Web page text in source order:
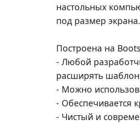
настольных
под размер экрана.
Построена на
- Любой
расширять
- Можно
- Обеспечивается
- Чистый и